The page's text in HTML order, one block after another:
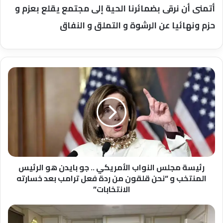
أتمنى أن نرقى بضمائرنا الحية إلى مجتمع يقلع بعزم و
حزم ونهائيا عن الرشوة و التملق و النفاق
رئيسة
مجلس
النواب
الأمريكي
..
جو
بايدن
هو
الرئيس
المنتخب
من
رئيسة مجلس النواب الأمريكي .. جو بايدن هو الرئيس
المنتخب و “نحن قلقون من ردة فعل ترامب بعد خسارته
الانتخابات”
تنسيقية
شباب